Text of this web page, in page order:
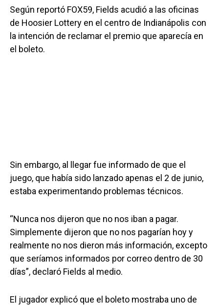
Según reportó FOX59, Fields acudió a las oficinas
de Hoosier Lottery en el centro de Indianápolis con
la intención de reclamar el premio que aparecía en
el boleto.
Sin embargo, al llegar fue informado de que el
juego, que había sido lanzado apenas el 2 de junio,
estaba experimentando problemas técnicos.
“Nunca nos dijeron que no nos iban a pagar.
Simplemente dijeron que no nos pagarían hoy y
realmente no nos dieron más información, excepto
que seríamos informados por correo dentro de 30
días”, declaró Fields al medio.
El jugador explicó que el boleto mostraba uno de